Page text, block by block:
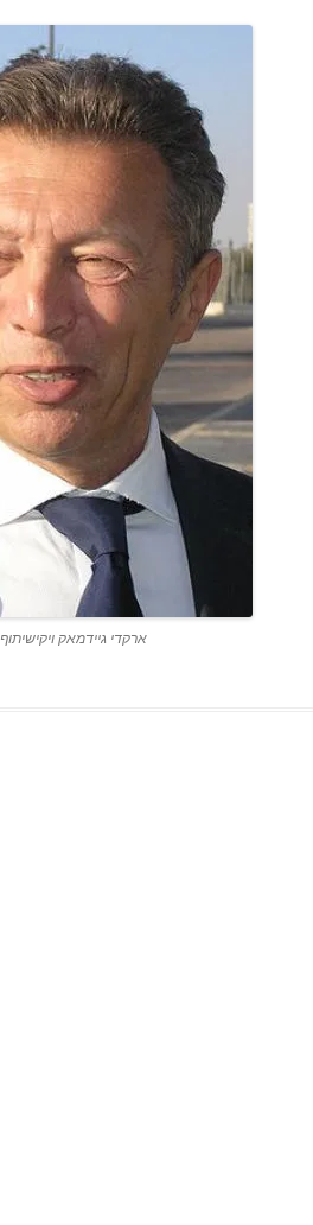
ארקדי גיידמאק ויקישיתוף